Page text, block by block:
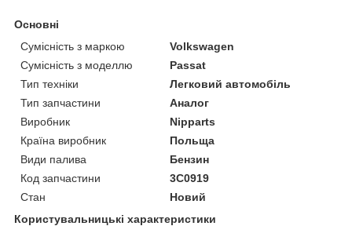
Основні
Сумісність з маркою
Volkswagen
Сумісність з моделлю
Passat
Тип техніки
Легковий автомобіль
Тип запчастини
Аналог
Виробник
Nipparts
Країна виробник
Польща
Види палива
Бензин
Код запчастини
3C0919
Стан
Новий
Користувальницькі характеристики